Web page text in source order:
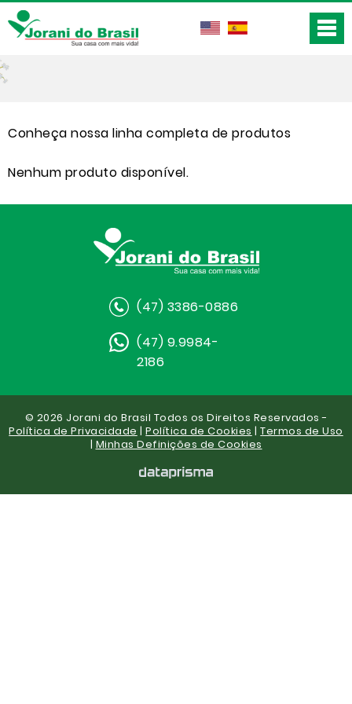
Conheça nossa linha completa de produtos
Nenhum produto disponível.
(47) 3386-0886
(47) 9.9984-
2186
© 2026 Jorani do Brasil Todos os Direitos Reservados -
Política de Privacidade |Política de Cookies |Termos de Uso
| Minhas Definições de Cookies